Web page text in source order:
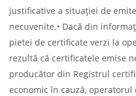
justificative a situaţiei de
necuvenite.• Dacă din
pietei de certificate verzi la
rezultă că certificatele emise
producător din Registrul
economic în cauză,